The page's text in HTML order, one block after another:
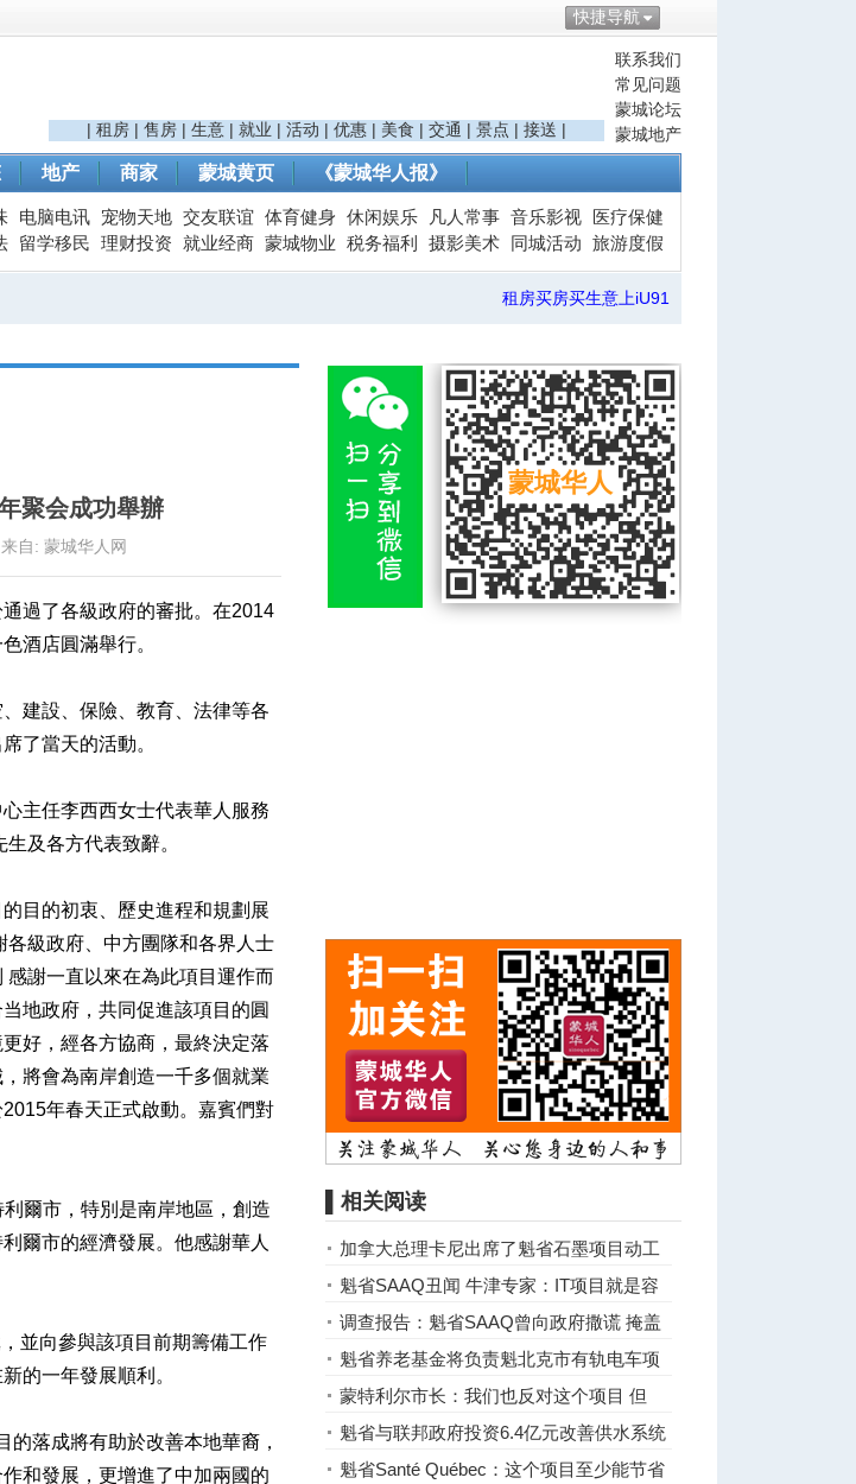
快捷导航
联系我们
常见问题
蒙城论坛
蒙城地产
| 租房 | 售房 | 生意 | 就业 | 活动 | 优惠 | 美食 | 交通 | 景点 | 接送 |
地产 商家 蒙城黄页 《蒙城华人报》
电脑电讯 宠物天地 交友联谊 体育健身 休闲娱乐 凡人常事 音乐影视
医疗保健
留学移民 理财投资 就业经商 蒙城物业 税务福利 摄影美术 同城活动 旅游度假
租房买房买生意上iU91
聚会成功舉辦
来自: 蒙城华人网
過了各級政府的審批。在2014
酒店圓滿舉行。
建設、保險、教育、法律等各
了當天的活動。
主任李西西女士代表華人服務
及各方代表致辭。
目的初衷、歷史進程和規劃 展
級政府、中方團隊和各界 人士
謝一直以來在為此項目 運作而
地政府，共同促進該項目的圓
好，經各方協商， 最終決定落
將會為南岸創造一千多個就業
年春天正式啟動。嘉賓們對
爾市，特別是南岸地區，創造
爾市的經濟發展。他感謝華人
並向參與該項目前期籌備工作
的一年發展順利。
的落成將有助於改善本地華裔，
和發展，更增進了中加兩國的
▌相关阅读
加拿大总理卡尼出席了魁省石墨项目动工
仪式
魁省SAAQ丑闻 牛津专家：IT项目就是容
易超支
调查报告：魁省SAAQ曾向政府撒谎 掩盖
成本超支的真相
魁省养老基金将负责魁北克市有轨电车项
目
蒙特利尔市长：我们也反对这个项目 但
是。。。
魁省与联邦政府投资6.4亿元改善供水系统
魁省Santé Québec：这个项目至少能节省